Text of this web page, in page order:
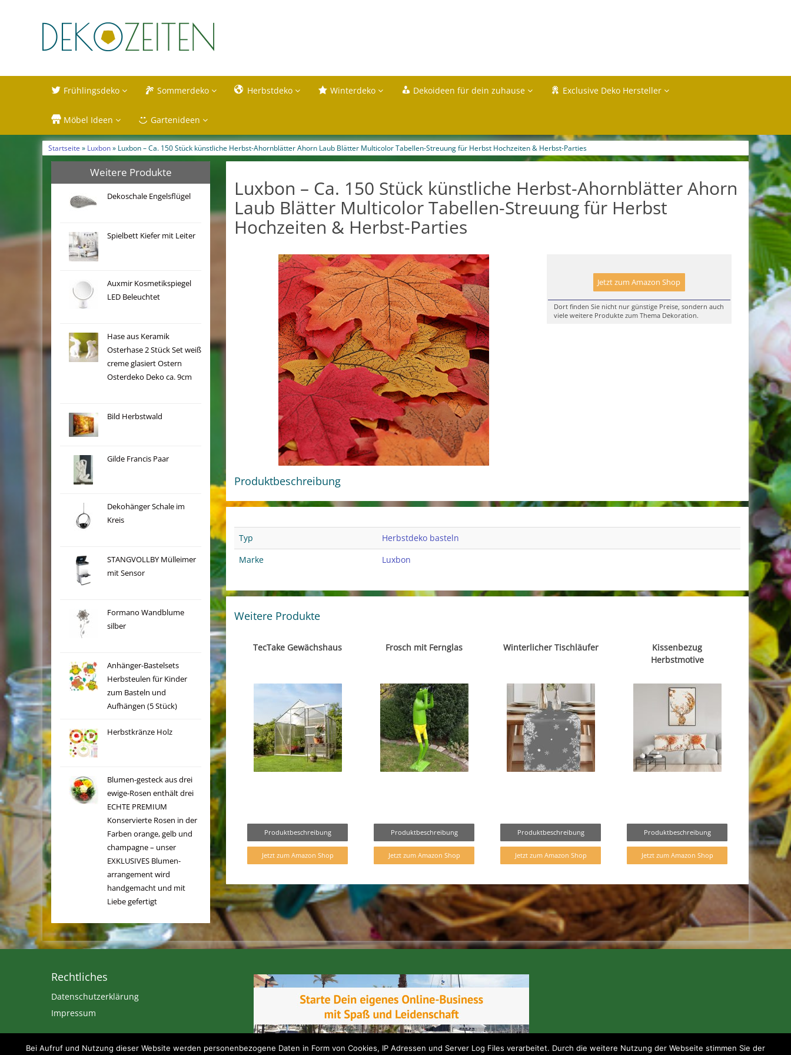
Frühlingsdeko Sommerdeko Herbstdeko Winterdeko Dekoideen für dein zuhause Exclusive Deko Hersteller
Möbel Ideen Gartenideen
Startseite » Luxbon» Luxbon – Ca. 150 Stück künstliche Herbst-Ahornblätter Ahorn Laub Blätter Multicolor Tabellen-Streuung für Herbst Hochzeiten & Herbst-Parties
Weitere Produkte
Dekoschale Engelsflügel
Spielbett Kiefer mit Leiter
Auxmir Kosmetikspiegel
LED Beleuchtet
Hase aus Keramik
Osterhase 2 Stück Set weiß
creme glasiert Ostern
Osterdeko Deko ca. 9cm
Bild Herbstwald
Gilde Francis Paar
Dekohänger Schale im
Kreis
STANGVOLLBY Mülleimer
mit Sensor
Formano Wandblume
silber
Anhänger-Bastelsets
Herbsteulen für Kinder
zum Basteln und
Aufhängen (5 Stück)
Herbstkränze Holz
Blumen-gesteck aus drei
ewige-Rosen enthält drei
ECHTE PREMIUM
Konservierte Rosen in der
Farben orange, gelb und
champagne – unser
EXKLUSIVES Blumen-
arrangement wird
handgemacht und mit
Liebe gefertigt
Luxbon – Ca. 150 Stück künstliche Herbst-Ahornblätter Ahorn
Laub Blätter Multicolor Tabellen-Streuung für Herbst
Hochzeiten & Herbst-Parties
Jetzt zum Amazon Shop
Dort finden Sie nicht nur günstige Preise, sondern auch
viele weitere Produkte zum Thema Dekoration.
Produktbeschreibung
Typ
Herbstdeko basteln
Marke
Luxbon
Weitere Produkte
TecTake Gewächshaus
Produktbeschreibung
Jetzt zum Amazon Shop
Frosch mit Fernglas
Produktbeschreibung
Jetzt zum Amazon Shop
Winterlicher Tischläufer
Produktbeschreibung
Jetzt zum Amazon Shop
Kissenbezug
Herbstmotive
Produktbeschreibung
Jetzt zum Amazon Shop
Rechtliches
Datenschutzerklärung
Impressum
Bei Aufruf und Nutzung dieser Website werden personenbezogene Daten in Form von Cookies, IP Adressen und Server Log Files verarbeitet. Durch die weitere Nutzung der Webseite stimmen Sie der